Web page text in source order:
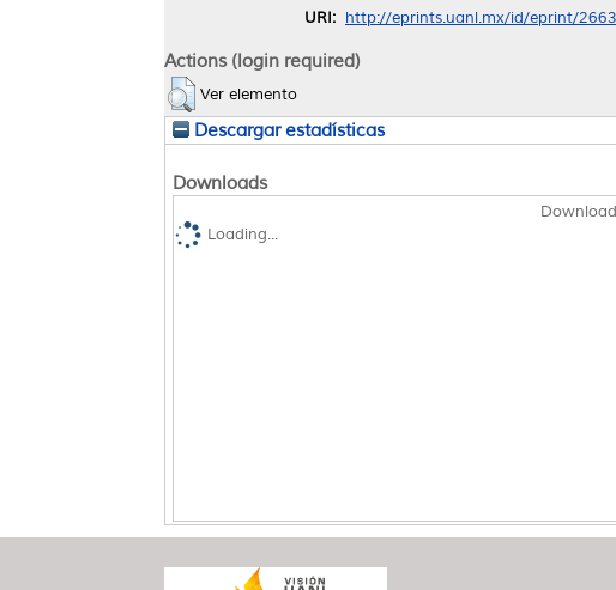
URI: http://eprints.uanl.mx/id/eprint/
Actions (login required)
Ver elemento
Descargar estadísticas
Downloads
Loading...